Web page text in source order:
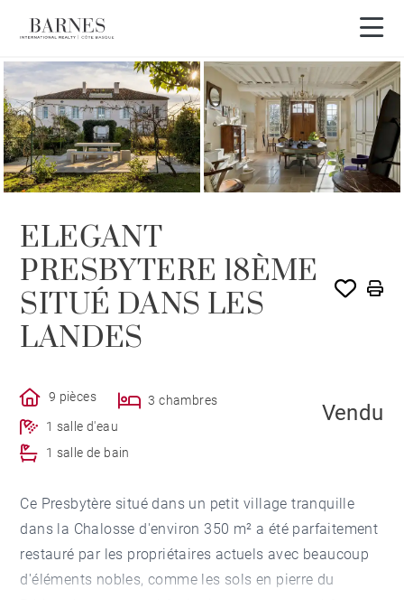
VENDU PAR BARNES
ELEGANT
PRESBYTERE 18ÈME
SITUÉ DANS LES
LANDES
9 pièces
3 chambres
1 salle d'eau
1 salle de bain
Vendu
Ce Presbytère situé dans un petit village tranquille
dans la Chalosse d'environ 350 m² a été parfaitement
restauré par les propriétaires actuels avec beaucoup
d'éléments nobles, comme les sols en pierre du